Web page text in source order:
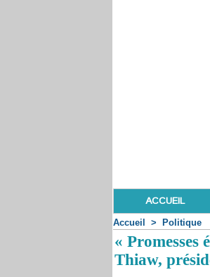
ACCUEIL
Accueil > Politique
« Promesses
Thiaw,